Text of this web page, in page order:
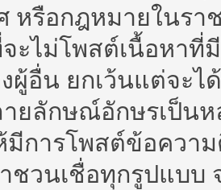
หรือกฎหมายในร
ะไม่โพสต์เนื้อหา
ผู้อื่น ยกเว้นแต่จะ
ยลักษณ์อักษรเป็น
การโพสต์ข้อควา
วนเชื่อทุกรูปแบบ